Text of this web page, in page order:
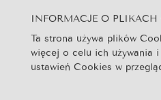
Szukaj...
Strona Główna
Newsy
INFORMACJE O
Ta strona używa plików
więcej o celu ich używania
ustawień Cookies w